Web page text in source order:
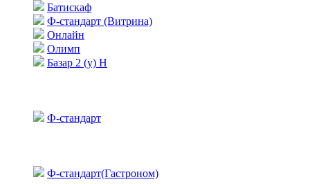
Батискаф
Ф-стандарт (Витрина)
Онлайн
Олимп
Базар 2 (у) Н
Ф-стандарт
Ф-стандарт(Гастроном)